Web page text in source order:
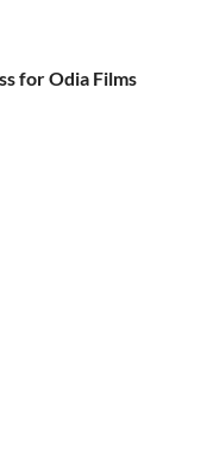
for Odia Films